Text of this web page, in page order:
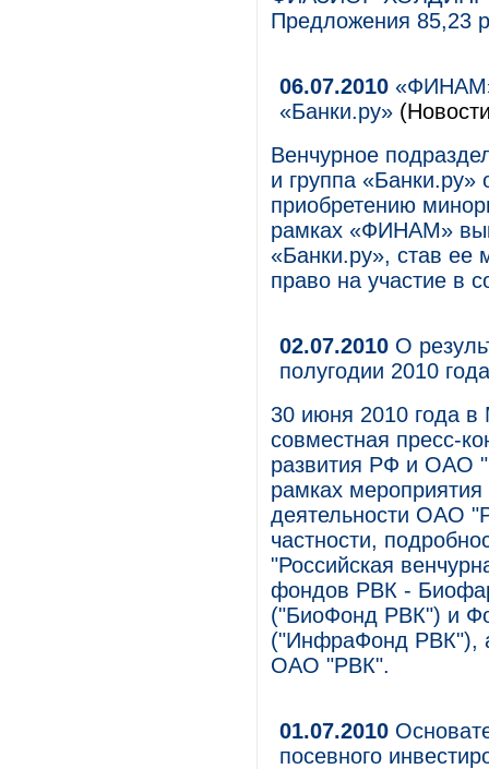
Предложения 85,23
06.07.2010 «ФИНАМ»
«Банки.ру»
Венчурное
и группа
приобретению
рамках «ФИНАМ»
«Банки.ру», став ее
право на участие в
02.07.2010 О
полугодии 2010 года
30 июня 2010 года в
совместная пресс-
развития РФ и ОАО
рамках мероприятия
деятельности ОАО
частности,
"Российская
фондов РВК -
("БиоФонд РВК") и
("ИнфраФонд РВК"),
ОАО "РВК".
01.07.2010
посевного